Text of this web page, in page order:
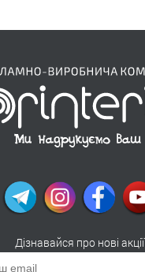
Дізнавайся про нові акції